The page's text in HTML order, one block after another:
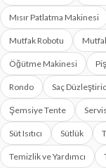
Mısır Patlatma Makinesi
Mutfak Robotu
Öğütme Makinesi
Rondo Saç
Şemsiye Tente
Süt Isıtıcı Sütlük
Temizlik ve Yardımcı